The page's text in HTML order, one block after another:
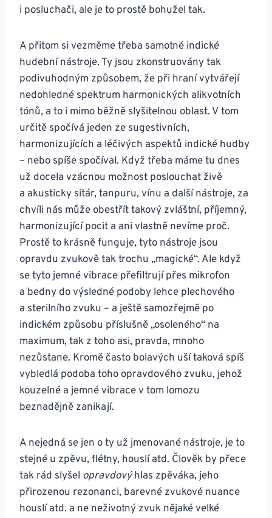
i posluchači, ale je to prostě bohužel tak.
A přitom si vezměme třeba samotné indické
hudební nástroje. Ty jsou zkonstruovány tak
podivuhodným způsobem, že při hraní vytvářejí
nedohledné spektrum harmonických alikvotních
tónů, a to i mimo běžně slyšitelnou oblast. V tom
určitě spočívá jeden ze sugestivních,
harmonizujících a léčivých aspektů indické hudby
– nebo spíše spočíval. Když třeba máme tu dnes
už docela vzácnou možnost poslouchat živě
a akusticky sitár, tanpuru, vínu a další nástroje, za
chvíli nás může obestřít takový zvláštní, příjemný,
harmonizující pocit a ani vlastně nevíme proč.
Prostě to krásně funguje, tyto nástroje jsou
opravdu zvukově tak trochu „magické“. Ale když
se tyto jemné vibrace přefiltrují přes mikrofon
a bedny do výsledné podoby lehce plechového
a sterilního zvuku – a ještě samozřejmě po
indickém způsobu příslušně „osoleného“ na
maximum, tak z toho asi, pravda, mnoho
nezůstane. Kromě často bolavých uší taková spíš
vybledlá podoba toho opravdového zvuku, jehož
kouzelné a jemné vibrace v tom lomozu
beznadějně zanikají.
A nejedná se jen o ty už jmenované nástroje, je to
stejné u zpěvu, flétny, houslí atd. Člověk by přece
tak rád slyšel opravdovýhlas zpěváka, jeho
přirozenou rezonanci, barevné zvukové nuance
houslí atd. a ne neživotný zvuk nějaké velké